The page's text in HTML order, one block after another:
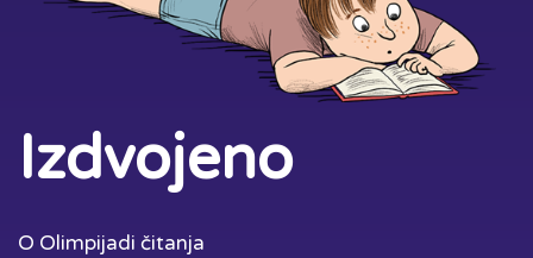
Izdvojeno
O Olimpijadi čitanja